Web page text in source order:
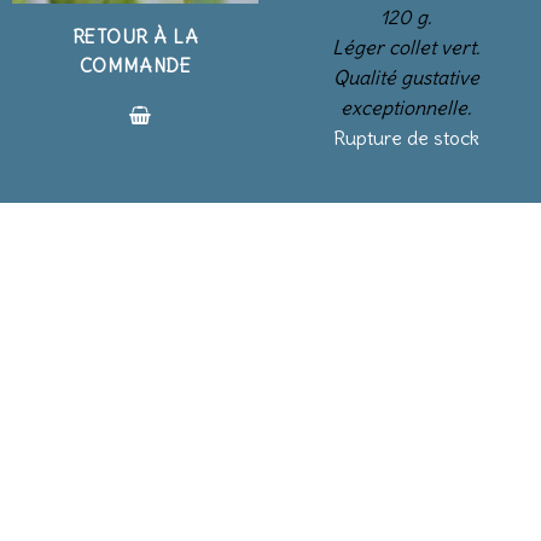
RETOUR À LA
COMMANDE
120 g.
Léger collet vert.
Qualité gustative
exceptionnelle.
Rupture de stock